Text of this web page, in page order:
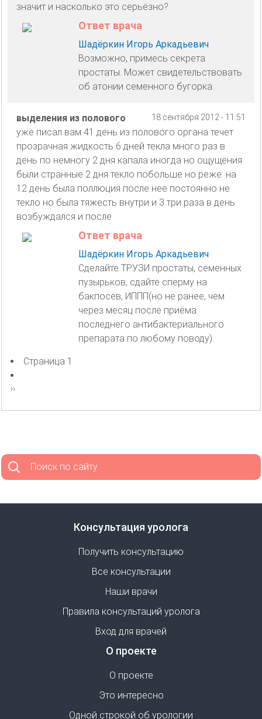
значит и насколько это серьёзно?
Ответ врача
Шадёркин Игорь Аркадьевич
Возможно, примесь секрета
простаты. Может свидетельствовать
об атонии семенного бугорка.
18 сентября 2012 - 11:51
выделения из полового
уже писал вам 41 день из полового органа течет
прозрачная жидкость 6 дней текла много раз в
день по немногу 2 дня капала иногда но ощущения
были странные 2 дня текло побольше но реже. на
12 день была поллюция после нее постоянно не
текло но была тяжесть внутри и 3 три раза в день
возбуждался и после
Ответ врача
Шадёркин Игорь Аркадьевич
Сделайте ТРУЗИ простаты, семенных
пузырьков, сдайте сперму на
бакпосев, ИППП(но не ранее, чем
через месяц после приёма
последнего антибактериального
препарата по любому поводу).
Нумерация
страниц
Страница 1
Следующая
››
Поиск по сайту
Консультация уролога
Получить консультацию
Все консультации
Наши врачи
Правила консультаций уролога
Вход для врачей
О проекте
О проекте
Это интересно
Одной строкой об урологии